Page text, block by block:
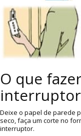
O que
Deixe o papel de parede
seco, faça um corte no
interruptor.